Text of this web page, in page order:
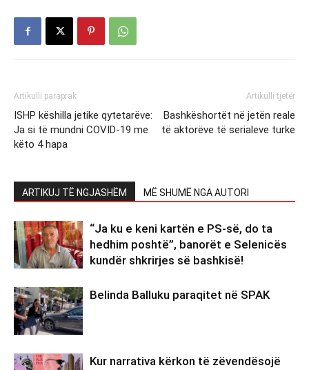
Artikulli paraprak
ISHP këshilla jetike qytetarëve:
Ja si të mundni COVID-19 me
këto 4 hapa
Artikulli tjetër
Bashkëshortët në jetën reale
të aktorëve të serialeve turke
ARTIKUJ TË NGJASHËM MË SHUMË NGA AUTORI
“Ja ku e keni kartën e PS-së, do ta
hedhim poshtë”, banorët e Selenicës
kundër shkrirjes së bashkisë!
Belinda Balluku paraqitet në SPAK
Kur narrativa kërkon të zëvendësojë